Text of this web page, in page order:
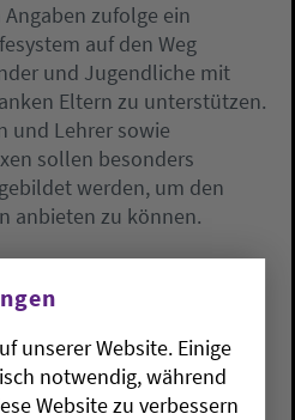
zufolge ein
auf den Weg
und Jugendliche mit
Eltern zu unterstützen.
und Lehrer sowie
sollen besonders
werden, um den
anbieten zu können.
in einer überörtlichen
unserer Website. Einige
notwendig, während
Website zu verbessern